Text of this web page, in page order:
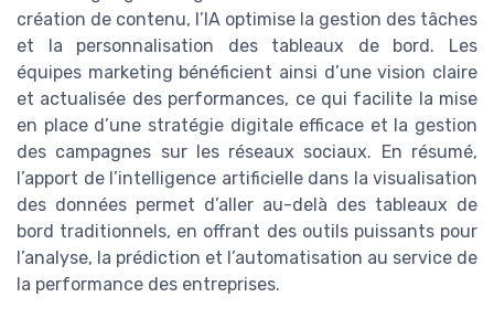
création de contenu, l’IA optimise la gestion des tâches
et la personnalisation des tableaux de bord. Les
équipes marketing bénéficient ainsi d’une vision claire
et actualisée des performances, ce qui facilite la mise
en place d’une stratégie digitale efficace et la gestion
des campagnes sur les réseaux sociaux. En résumé,
l’apport de l’intelligence artificielle dans la visualisation
des données permet d’aller au-delà des tableaux de
bord traditionnels, en offrant des outils puissants pour
l’analyse, la prédiction et l’automatisation au service de
la performance des entreprises.